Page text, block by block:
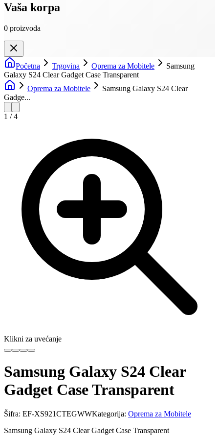
Vaša korpa
0 proizvoda
Početna Trgovina Oprema za Mobitele
Samsung
Galaxy S24 Clear Gadget Case Transparent
Oprema za Mobitele
Samsung Galaxy S24 Clear
Gadge...
1 /4
Klikni za uvećanje
Samsung Galaxy S24 Clear
Gadget Case Transparent
Šifra: EF-XS921CTEGWWKategorija: Oprema za Mobitele
Samsung Galaxy S24 Clear Gadget Case Transparent